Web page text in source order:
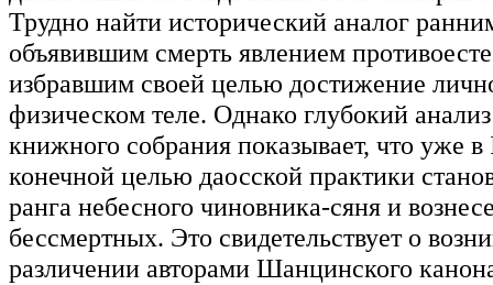
Трудно найти исторический аналог
объявившим смерть явлением
избравшим своей целью достижение
физическом теле. Однако глубокий
книжного собрания показывает, что уже
конечной целью даосской практики
ранга небесного чиновника-сяня и
бессмертных. Это свидетельствует о
различении авторами Шанцинского